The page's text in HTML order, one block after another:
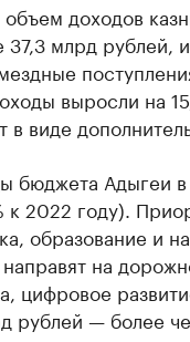
доходов
млрд рублей,
выросли на
в виде
бюджета Адыгеи
к 2022 году).
образование и
направят на
цифровое
рублей — более